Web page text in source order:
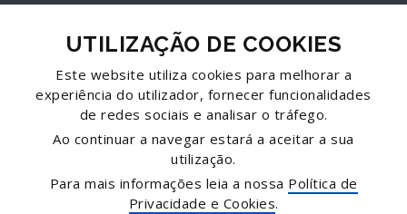
Redes Sociais
Siga-nos no facebook
Twitter
UTILIZAÇÃO DE COOKIES
Este website utiliza cookies para melhorar a
experiência do utilizador, fornecer funcionalidades
de redes sociais e analisar o tráfego.
Ao continuar a navegar estará a aceitar a sua
utilização.
Para mais informações leia a nossa Política de
Privacidade e Cookies.